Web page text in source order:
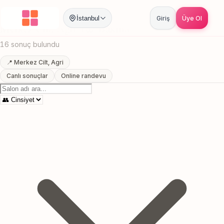
İstanbul Giriş Üye Ol
Anasayfa / Agri Merkez Cilt Yuz Bakimi
Merkez Cilt, Agri Yuz Bakimi
16 sonuç bulundu
📍 Merkez Cilt, Agri
Canlı sonuçlar
Online randevu